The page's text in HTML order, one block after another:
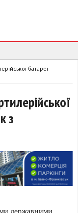
батареї
з